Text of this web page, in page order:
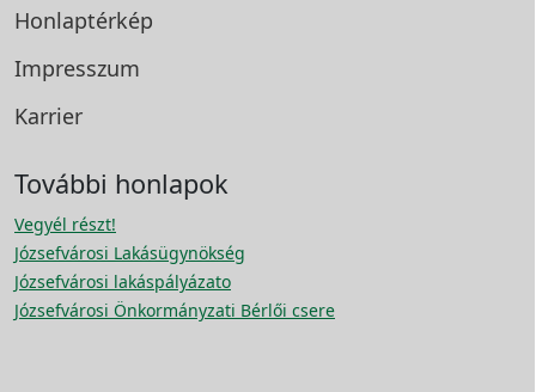
Honlaptérkép
Impresszum
Karrier
További honlapok
Vegyél részt!
Józsefvárosi Lakásügynökség
Józsefvárosi lakáspályázato
Józsefvárosi Önkormányzati Bérlői csere